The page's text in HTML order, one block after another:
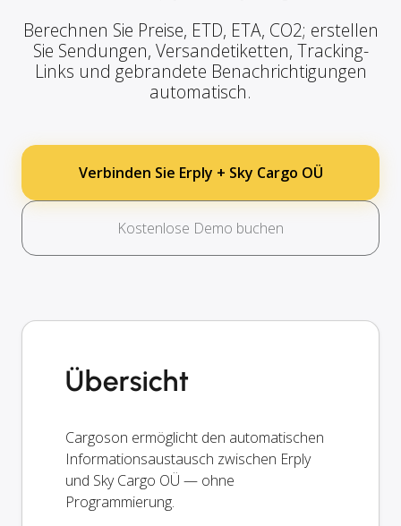
Berechnen Sie Preise, ETD, ETA, CO2; erstellen
Sie Sendungen, Versandetiketten, Tracking-
Links und gebrandete Benachrichtigungen
automatisch.
Verbinden Sie Erply + Sky Cargo OÜ
Kostenlose Demo buchen
Übersicht
Cargoson ermöglicht den automatischen
Informationsaustausch zwischen Erply
und Sky Cargo OÜ — ohne
Programmierung.